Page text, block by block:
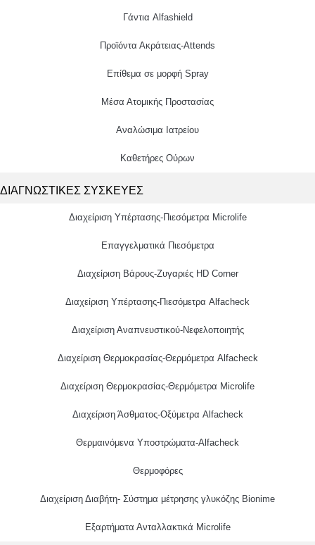
Γάντια Alfashield
Προϊόντα Ακράτειας-Attends
Επίθεμα σε μορφή Spray
Μέσα Ατομικής Προστασίας
Αναλώσιμα Ιατρείου
Καθετήρες Ούρων
ΔΙΑΓΝΩΣΤΙΚΕΣ ΣΥΣΚΕΥΕΣ
Διαχείριση Υπέρτασης-Πιεσόμετρα Microlife
Επαγγελματικά Πιεσόμετρα
Διαχείριση Βάρους-Ζυγαριές HD Corner
Διαχείριση Υπέρτασης-Πιεσόμετρα Alfacheck
Διαχείριση Αναπνευστικού-Νεφελοποιητής
Διαχείριση Θερμοκρασίας-Θερμόμετρα Alfacheck
Διαχείριση Θερμοκρασίας-Θερμόμετρα Microlife
Διαχείριση Άσθματος-Οξύμετρα Alfacheck
Θερμαινόμενα Υποστρώματα-Alfacheck
Θερμοφόρες
Διαχείριση Διαβήτη- Σύστημα μέτρησης γλυκόζης Bionime
Εξαρτήματα Ανταλλακτικά Microlife